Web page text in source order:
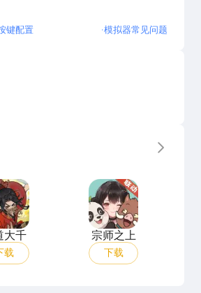
键配置 ·模拟器常见问题
更多
寻道大千
大千
载
宗师之上
宗师之上
下载